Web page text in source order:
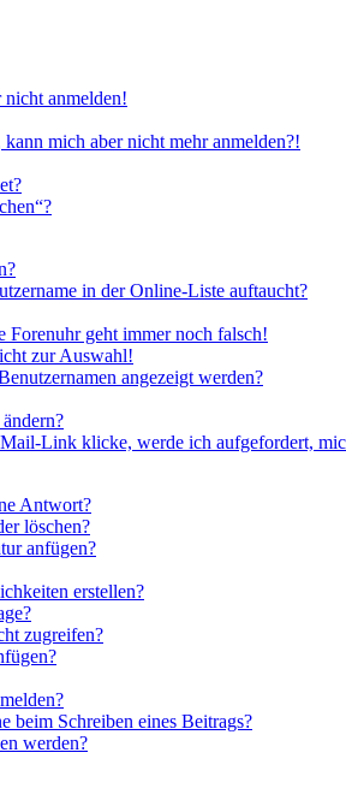
anmelden!
mich aber nicht mehr anmelden?!
in der Online-Liste auftaucht?
Forenuhr geht immer noch falsch!
zur Auswahl!
angezeigt werden?
Link klicke, werde ich aufgefordert,
Antwort?
löschen?
anfügen?
erstellen?
zugreifen?
beim Schreiben eines Beitrags?
werden?